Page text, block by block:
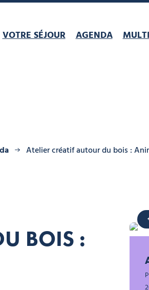
VOTRE SÉJOUR AGENDA
Atelier créatif autour du bois :
BOIS :